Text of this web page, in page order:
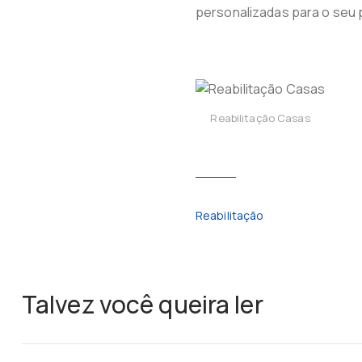
personalizadas para o seu
Reabilitação Casas
Reabilitação
Talvez você queira ler